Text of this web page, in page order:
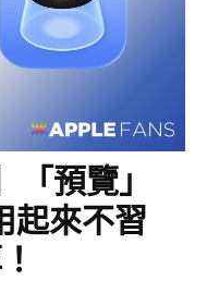
「預覽」
起來不習